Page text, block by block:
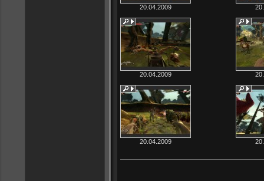
20.04.2009
20.04.2009
20.04.2009